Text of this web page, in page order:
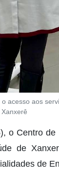
acesso aos
o Centro
de
de